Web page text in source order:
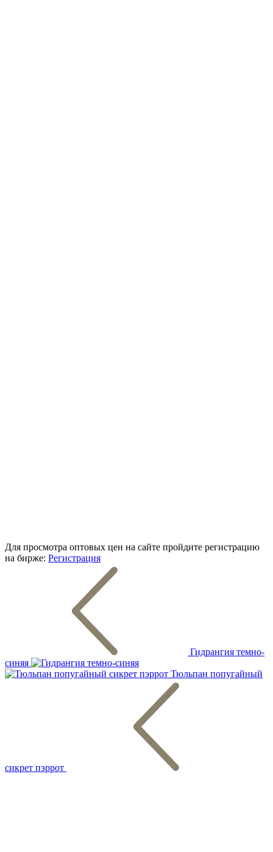
Для просмотра оптовых цен на сайте пройдите регистрацию
на бирже: Регистрация
Гидрангия темно-
синяя
Тюльпан попугайный
сикрет пэррот